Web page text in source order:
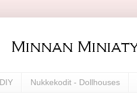
DIY Nukkekodit - Dollhouses